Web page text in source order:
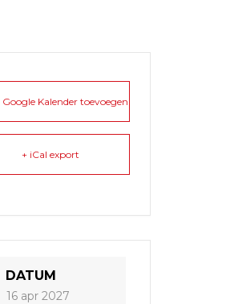
Kalender toevoegen
+ iCal export
DATUM
16 apr 2027